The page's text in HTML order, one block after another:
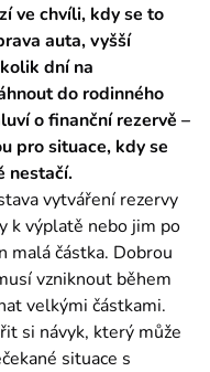
ve chvíli, kdy se to
auta, vyšší
dní na
do rodinného
o finanční rezervě –
pro situace, kdy se
nestačí.
vytváření rezervy
k výplatě nebo jim po
malá částka. Dobrou
vzniknout během
velkými částkami.
si návyk, který může
situace s